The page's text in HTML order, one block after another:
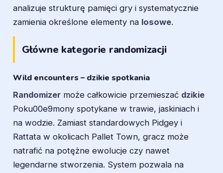
analizuje strukturę pamięci gry i systematycznie
zamienia określone elementy na losowe.
Główne kategorie randomizacji
Wild encounters – dzikie spotkania
Randomizer może całkowicie przemieszać dzikie
Poku00e9mony spotykane w trawie, jaskiniach i
na wodzie. Zamiast standardowych Pidgey i
Rattata w okolicach Pallet Town, gracz może
natrafić na potężne ewolucje czy nawet
legendarne stworzenia. System pozwala na